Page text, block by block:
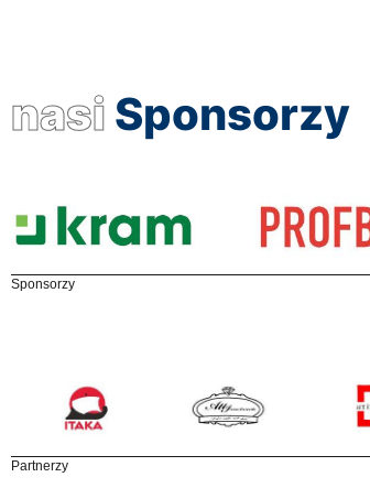
nasi Sponsorzy
Sponsorzy
Partnerzy